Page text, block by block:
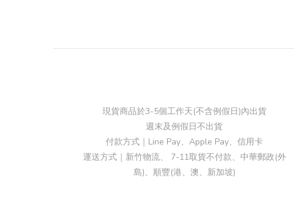
現貨商品於3-5個工作天(不含例假日)內出貨
週末及例假日不出貨
付款方式｜Line Pay、Apple Pay、信用卡
運送方式｜新竹物流、 7-11取貨不付款、中華郵政(外
島)、順豐(港、澳、新加坡)